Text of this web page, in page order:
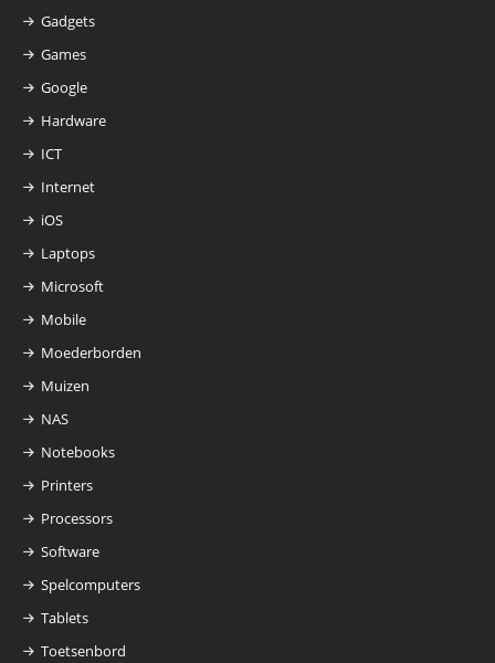
Gadgets
Games
Google
Hardware
ICT
Internet
iOS
Laptops
Microsoft
Mobile
Moederborden
Muizen
NAS
Notebooks
Printers
Processors
Software
Spelcomputers
Tablets
Toetsenbord